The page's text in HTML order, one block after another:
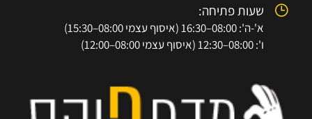
שעות פתיחה:
א'-ה': 08:00–16:30 (איסוף עצמי 08:00–15:30)
ו': 08:00–12:30 (איסוף עצמי 08:00–12:00)